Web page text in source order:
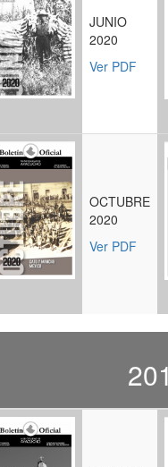
JUNIO
2020
Ver PDF
OCTUBRE
2020
Ver PDF